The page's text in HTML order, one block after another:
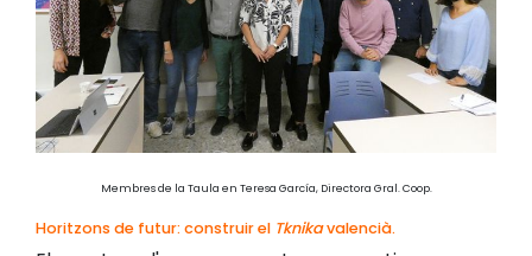
Membres de la Taula en Teresa García, Directora Gral. Coop.
Horitzons de futur: construir el Tknikavalencià.